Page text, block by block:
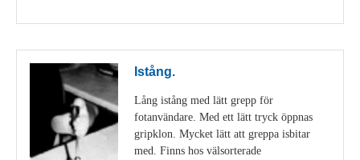
Istång.
Lång istång med lätt grepp för
fotanvändare. Med ett lätt tryck öppnas
gripklon. Mycket lätt att greppa isbitar
med. Finns hos välsorterade